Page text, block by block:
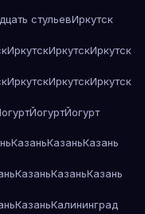
стульевИркутск
ИркутскИркутскИркутск
ИркутскИркутскИркутск
ЙогуртЙогурт
КазаньКазаньКазань
КазаньКазаньКазань
КазаньКалининград